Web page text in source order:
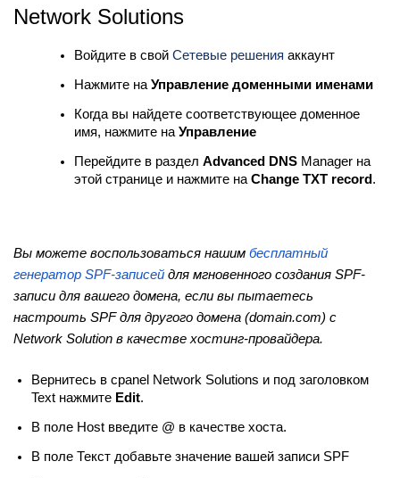
Network Solutions
Войдите в свой Сетевые решения аккаунт
Нажмите на Управление доменными именами
Когда вы найдете соответствующее доменное
имя, нажмите на Управление
Перейдите в раздел Advanced DNS Manager на
этой странице и нажмите на Change TXT record .
Вы можете воспользоваться нашим бесплатный
генератор SPF-записей для мгновенного создания SPF-
записи для вашего домена, если вы пытаетесь
настроить SPF для другого домена (domain.com) с
Network Solution в качестве хостинг-провайдера.
Вернитесь в cpanel Network Solutions и под заголовком
Text нажмите Edit.
В поле Host введите @ в качестве хоста.
В поле Текст добавьте значение вашей записи SPF